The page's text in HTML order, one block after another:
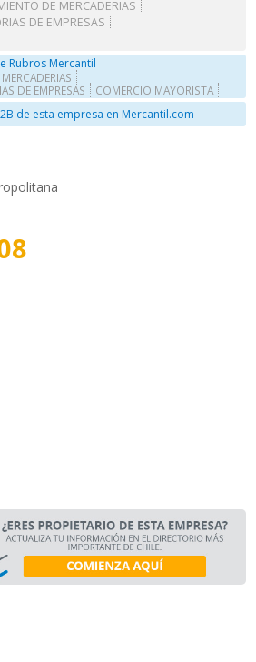
DE MERCADERIAS
DE EMPRESAS
Rubros Mercantil
DE EMPRESAS
COMERCIO MAYORISTA
de esta empresa en Mercantil.com